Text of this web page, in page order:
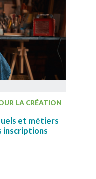
LA CRÉATION
et métiers
inscriptions